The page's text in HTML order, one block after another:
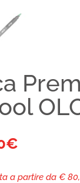
€
a partire da €